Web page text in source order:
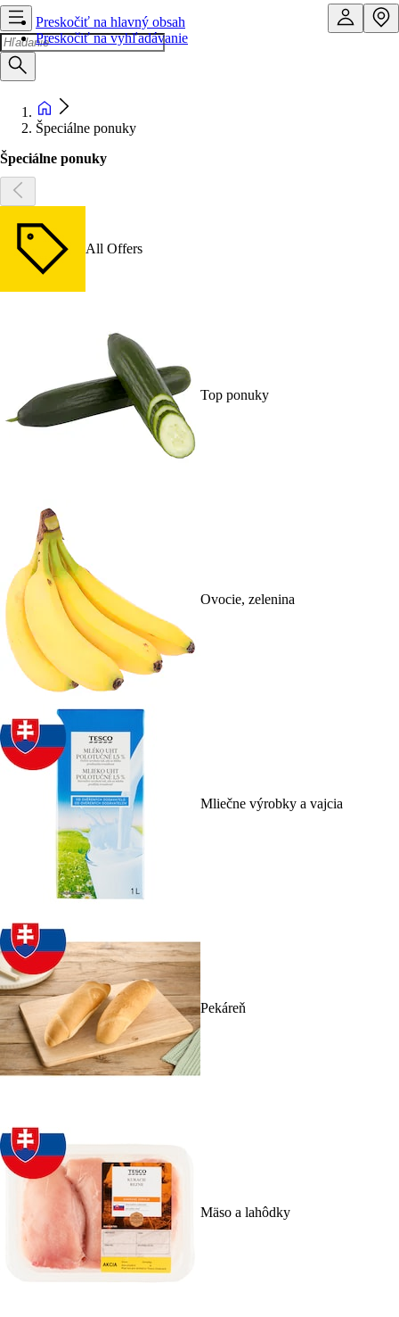
Preskočiť na hlavný obsah
Preskočiť na vyhľadávanie
Špeciálne ponuky
Špeciálne ponuky
All Offers
Top ponuky
Ovocie, zelenina
Mliečne výrobky a vajcia
Pekáreň
Mäso a lahôdky